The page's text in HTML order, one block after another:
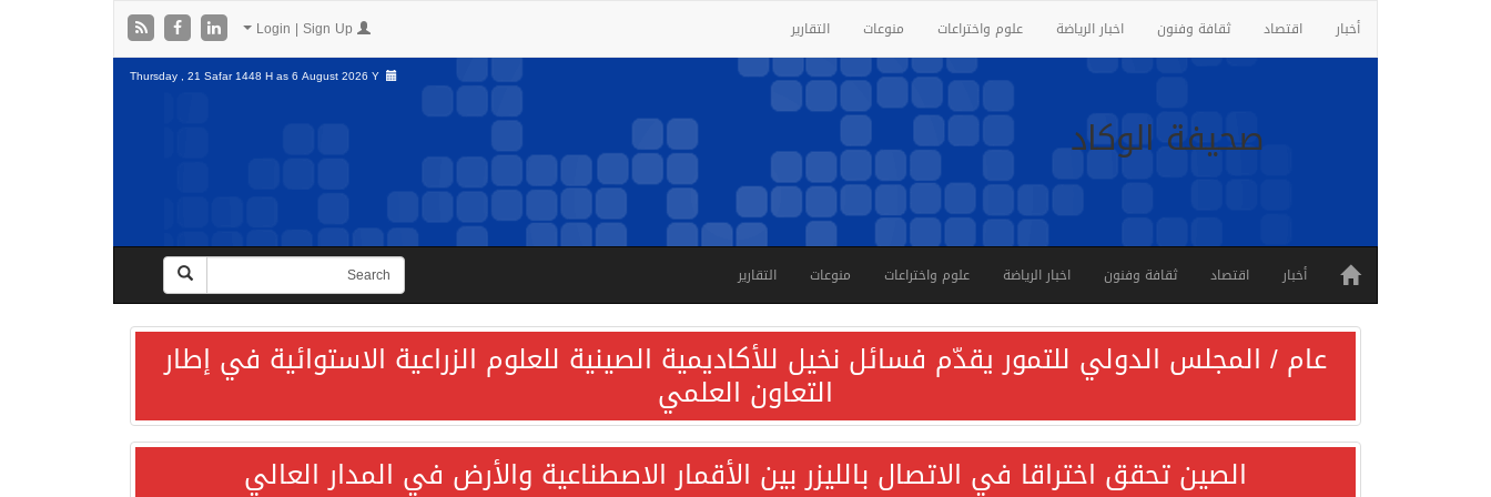
أخبار اقتصاد ثقافة وفنون اخبار الرياضة علوم واختراعات منوعات التقارير
صحيفة الوكاد
Thursday , 21 Safar 1448 H as6 August 2026 Y
أخبار اقتصاد ثقافة وفنون اخبار الرياضة علوم واختراعات منوعات التقارير
عام / المجلس الدولي للتمور يقدّم فسائل نخيل للأكاديمية الصينية للعلوم الزراعية الاستوائية في إطار
التعاون العلمي
الصين تحقق اختراقا في الاتصال بالليزر بين الأقمار الاصطناعية والأرض في المدار العالي